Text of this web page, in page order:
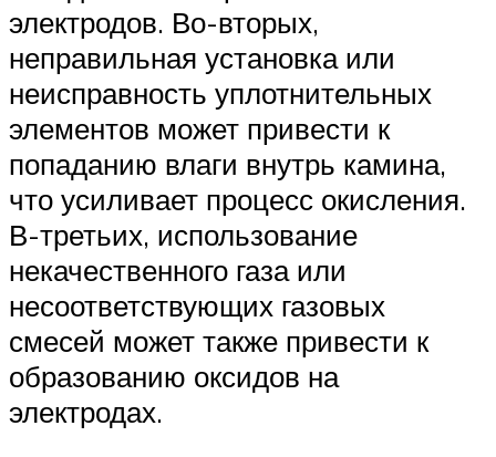
электродов. Во-вторых,
неправильная установка или
неисправность уплотнительных
элементов может привести к
попаданию влаги внутрь камина,
что усиливает процесс окисления.
В-третьих, использование
некачественного газа или
несоответствующих газовых
смесей может также привести к
образованию оксидов на
электродах.